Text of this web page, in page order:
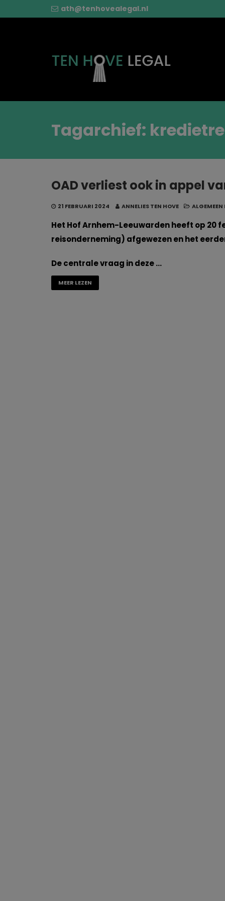
ath@tenhovealegal.nl
Tagarchief:
OAD verliest ook in appel
21 FEBRUARI 2024 ANNELIES TEN HOVE
Het Hof Arnhem-Leeuwarden heeft op 20
reisonderneming) afgewezen en het
De centrale vraag in deze …
MEER LEZEN